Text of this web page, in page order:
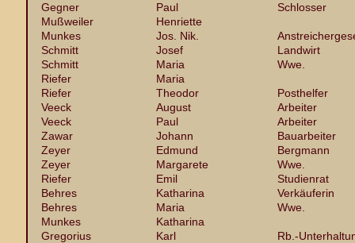
Gegner
Paul
Schlosser
Mußweiler
Henriette
Munkes
Jos. Nik.
Schmitt
Josef
Landwirt
Schmitt
Maria
Wwe.
Riefer
Maria
Riefer
Theodor
Posthelfer
Veeck
August
Arbeiter
Veeck
Paul
Arbeiter
Zawar
Johann
Bauarbeiter
Zeyer
Edmund
Bergmann
Zeyer
Margarete
Wwe.
Riefer
Emil
Studienrat
Behres
Katharina
Verkäuferin
Behres
Maria
Wwe.
Munkes
Katharina
Gregorius
Karl
Rb.-